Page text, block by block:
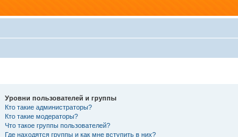
Уровни пользователей и группы
Кто такие администраторы?
Кто такие модераторы?
Что такое группы пользователей?
Где находятся группы и как мне вступить в них?